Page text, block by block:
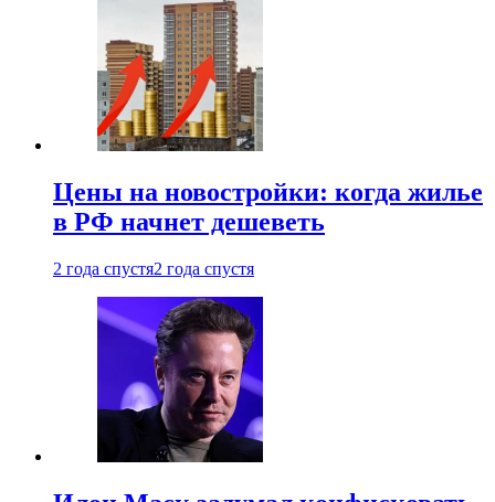
Цены на новостройки: когда жилье
в РФ начнет дешеветь
2 года спустя2 года спустя